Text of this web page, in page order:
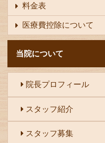
料金表
医療費控除について
当院について
院長プロフィール
スタッフ紹介
スタッフ募集